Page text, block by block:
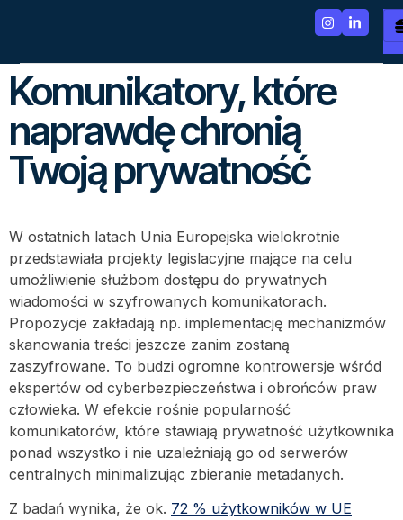
Komunikatory, które
naprawdę chronią
Twoją prywatność
W ostatnich latach Unia Europejska wielokrotnie
przedstawiała projekty legislacyjne mające na celu
umożliwienie służbom dostępu do prywatnych
wiadomości w szyfrowanych komunikatorach.
Propozycje zakładają np. implementację mechanizmów
skanowania treści jeszcze zanim zostaną
zaszyfrowane. To budzi ogromne kontrowersje wśród
ekspertów od cyberbezpieczeństwa i obrońców praw
człowieka. W efekcie rośnie popularność
komunikatorów, które stawiają prywatność użytkownika
ponad wszystko i nie uzależniają go od serwerów
centralnych minimalizując zbieranie metadanych.​
Z badań wynika, że ok. 72 % użytkowników w UE